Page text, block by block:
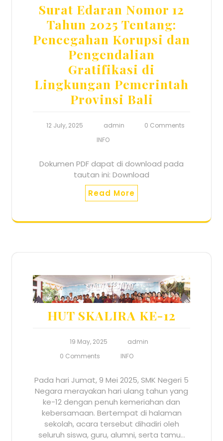
Surat Edaran Nomor 12
Tahun 2025 Tentang:
Pencegahan Korupsi dan
Pengendalian
Gratifikasi di
Lingkungan Pemerintah
Provinsi Bali
12 July, 2025 admin
0 Comments
INFO
Dokumen PDF dapat di download pada
tautan ini: Download
Read More
HUT SKALIRA KE-12
19 May, 2025
admin
0 Comments
INFO
Pada hari Jumat, 9 Mei 2025, SMK Negeri 5
Negara merayakan hari ulang tahun yang
ke-12 dengan penuh kemeriahan dan
kebersamaan. Bertempat di halaman
sekolah, acara tersebut dihadiri oleh
seluruh siswa, guru, alumni, serta tamu…